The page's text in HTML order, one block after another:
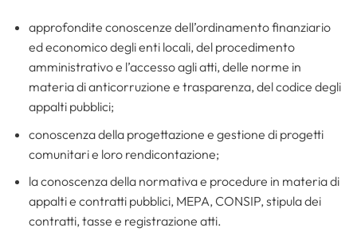
approfondite conoscenze dell’ordinamento finanziario
ed economico degli enti locali, del procedimento
amministrativo e l’accesso agli atti, delle norme in
materia di anticorruzione e trasparenza, del codice degli
appalti pubblici;
conoscenza della progettazione e gestione di progetti
comunitari e loro rendicontazione;
la conoscenza della normativa e procedure in materia di
appalti e contratti pubblici, MEPA, CONSIP, stipula dei
contratti, tasse e registrazione atti.